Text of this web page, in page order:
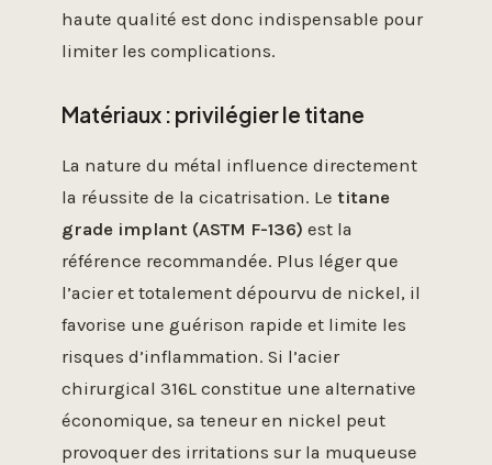
haute qualité est donc indispensable pour
limiter les complications.
Matériaux : privilégier le titane
La nature du métal influence directement
la réussite de la cicatrisation. Le titane
grade implant (ASTM F-136) est la
référence recommandée. Plus léger que
l’acier et totalement dépourvu de nickel, il
favorise une guérison rapide et limite les
risques d’inflammation. Si l’acier
chirurgical 316L constitue une alternative
économique, sa teneur en nickel peut
provoquer des irritations sur la muqueuse